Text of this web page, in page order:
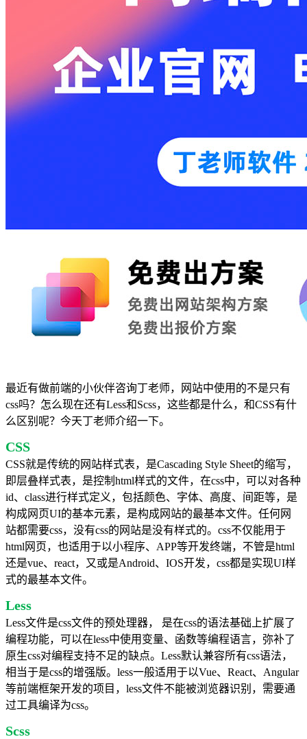
最近有做前端的小伙伴咨询丁老师，网站中使用的不是只有
css吗？怎么现在还有Less和Scss，这些都是什么，和CSS有什
么区别呢？今天丁老师介绍一下。
CSS
CSS就是传统的网站样式表，是Cascading Style Sheet的缩写，
即层叠样式表，是控制html样式的文件，在css中，可以对各种
id、class进行样式定义，包括颜色、字体、高度、间距等，是
构成网页UI的基本元素，是构成网站的最基本文件。任何网
站都需要css，没有css的网站是没有样式的。css不仅能用于
html网页，也适用于以小程序、APP等开发终端，不管是html
还是vue、react，又或是Android、IOS开发，css都是实现UI样
式的最基本文件。
Less
Less文件是css文件的预处理器， 是在css的语法基础上扩展了
编程功能，可以在less中使用变量、函数等编程语言，弥补了
原生css对编程支持不足的缺点。 Less默认兼容所有css语法，
相当于是css的增强版。 less一般适用于以Vue、React、Angular
等前端框架开发的项目， less文件不能被浏览器识别，需要通
过工具编译为css。
Scss